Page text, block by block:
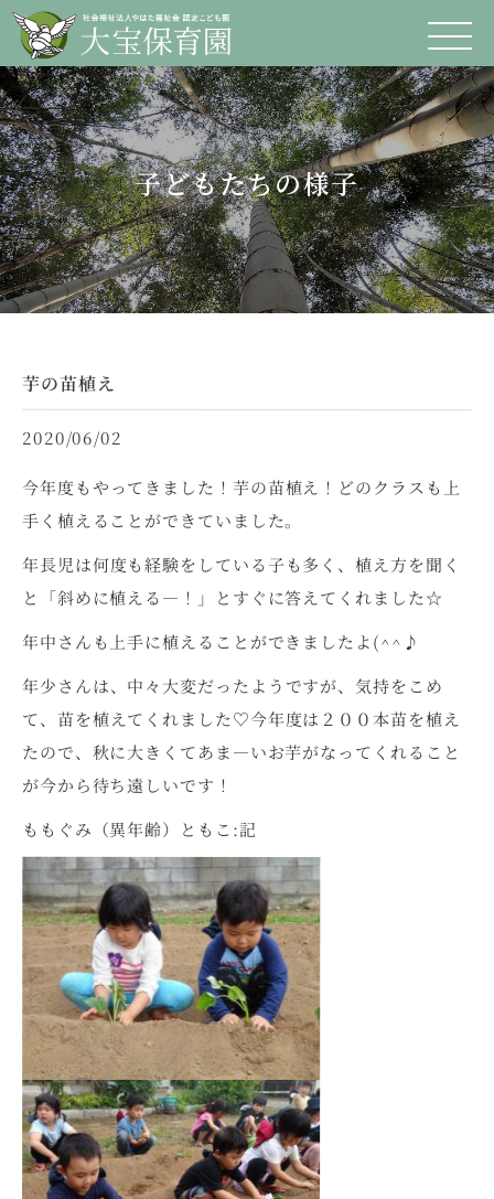
子どもたちの様子
芋の苗植え
2020/06/02
今年度もやってきました！芋の苗植え！どのクラスも上
手く植えることができていました。
年長児は何度も経験をしている子も多く、植え方を聞く
と「斜めに植える―！」とすぐに答えてくれました☆
年中さんも上手に植えることができましたよ(^^♪
年少さんは、中々大変だったようですが、気持をこめ
て、苗を植えてくれました♡今年度は２００本苗を植え
たので、秋に大きくてあま―いお芋がなってくれること
が今から待ち遠しいです！
ももぐみ（異年齢）ともこ:記